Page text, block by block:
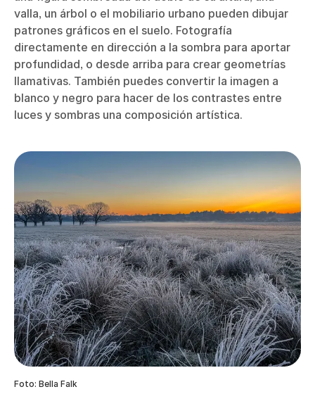
valla, un árbol o el mobiliario urbano pueden dibujar
patrones gráficos en el suelo. Fotografía
directamente en dirección a la sombra para aportar
profundidad, o desde arriba para crear geometrías
llamativas. También puedes convertir la imagen a
blanco y negro para hacer de los contrastes entre
luces y sombras una composición artística.
Foto: Bella Falk